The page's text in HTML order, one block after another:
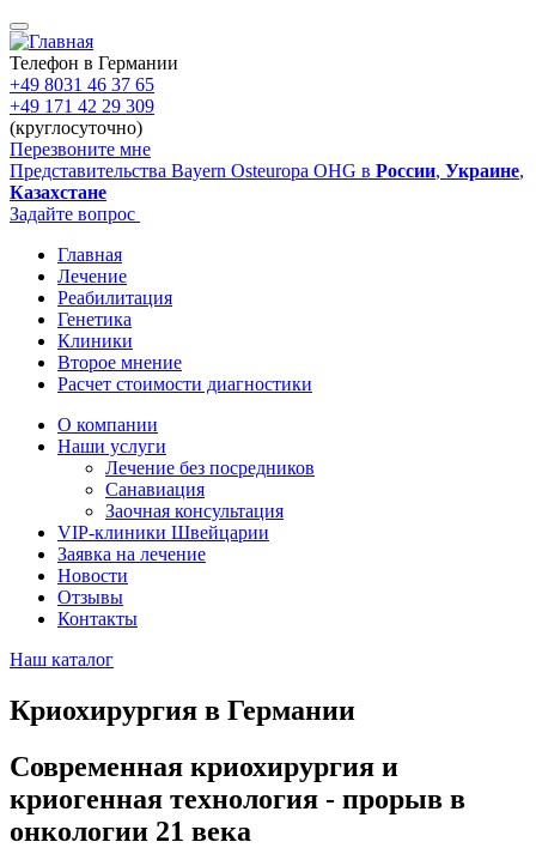
Перейти
к
основному
содержанию
Телефон в Германии
+49 8031 46 37 65
+49 171 42 29 309
(круглосуточно)
Перезвоните мне
Представительства Bayern Osteuropa OHG в России, Украине,
Казахстане
Задайте вопрос
Main
navigation
Главная
Лечение
Реабилитация
Генетика
Клиники
Второе мнение
Расчет стоимости диагностики
Sidebar
О компании
Наши услуги
Лечение без посредников
Санавиация
Заочная консультация
VIP-клиники Швейцарии
Заявка на лечение
Новости
Отзывы
Контакты
Наш каталог
Криохирургия в Германии
Современная криохирургия и
криогенная технология - прорыв в
онкологии 21 века